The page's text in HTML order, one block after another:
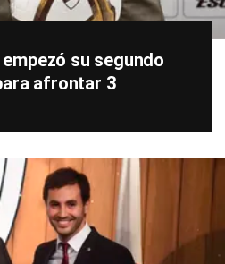
su segundo
afrontar 3